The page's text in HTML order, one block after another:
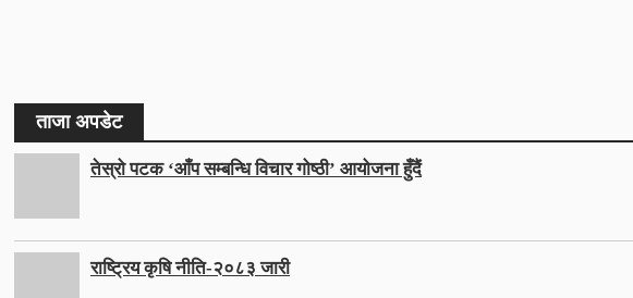
ताजा अपडेट
तेस्रो पटक ‘आँप सम्बन्धि विचार गोष्ठी’ आयोजना हुँदैं
राष्ट्रिय कृषि नीति-२०८३ जारी